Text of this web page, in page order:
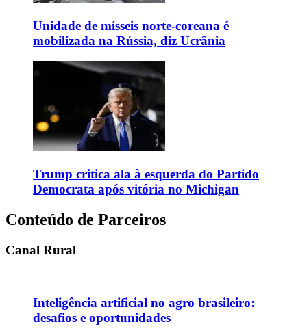
Unidade de mísseis norte-coreana é
mobilizada na Rússia, diz Ucrânia
Trump critica ala à esquerda do Partido
Democrata após vitória no Michigan
Conteúdo de Parceiros
Canal Rural
Inteligência artificial no agro brasileiro:
desafios e oportunidades